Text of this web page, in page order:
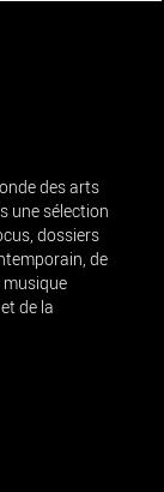
des arts
une sélection
dossiers
de
musique
de la